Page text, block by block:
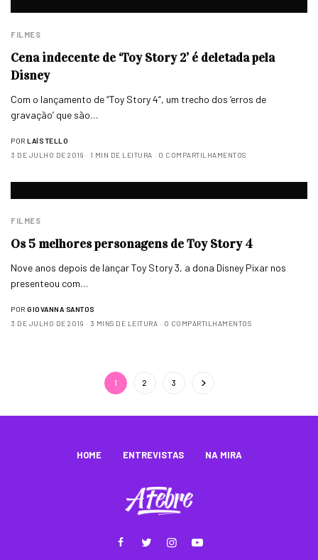
FILMES
Cena indecente de ‘Toy Story 2’ é deletada pela
Disney
Com o lançamento de “Toy Story 4“, um trecho dos ‘erros de
gravação’ que são…
POR LAÍS TELLO
3 DE JULHO DE 2019
1 MIN DE LEITURA 0 COMPARTILHAMENTOS
FILMES
Os 5 melhores personagens de Toy Story 4
Nove anos depois de lançar Toy Story 3, a dona Disney Pixar nos
presenteou com…
POR GIOVANNA SANTOS
3 DE JULHO DE 2019
3 MINS DE LEITURA 0 COMPARTILHAMENTOS
1 2 3
HOME ENTREVISTAS NA MIRA